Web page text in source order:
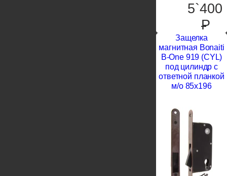
5`400
P
Защелка
магнитная Bonaiti
B-One 919 (CYL)
под цилиндр c
ответной планкой
м/о 85х196